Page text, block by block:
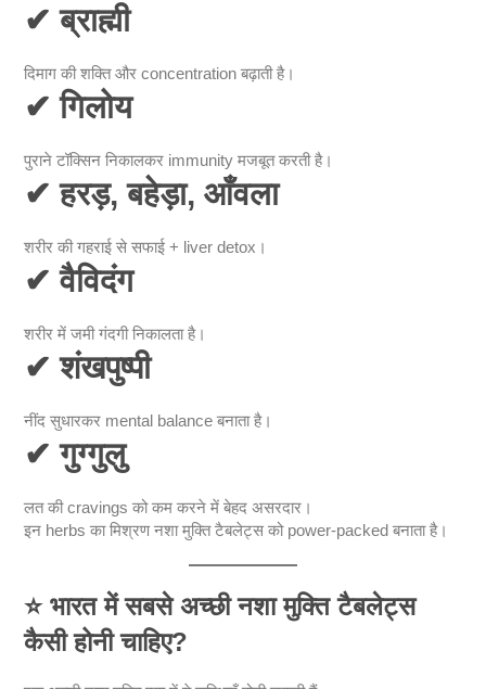
✔ब्राह्मी
दिमाग की शक्ति और concentration बढ़ाती है।
✔गिलोय
पुराने टॉक्सिन निकालकर immunity मजबूत करती है।
✔हरड़, बहेड़ा, आँवला
शरीर की गहराई से सफाई + liver detox।
✔वैविदंग
शरीर में जमी गंदगी निकालता है।
✔शंखपुष्पी
नींद सुधारकर mental balance बनाता है।
✔गुग्गुलु
लत की cravings को कम करने में बेहद असरदार।
इन herbs का मिश्रण नशा मुक्ति टैबलेट्स को power-packed बनाता है।
⭐भारत में सबसे अच्छी नशा मुक्ति टैबलेट्स
कैसी होनी चाहिए?